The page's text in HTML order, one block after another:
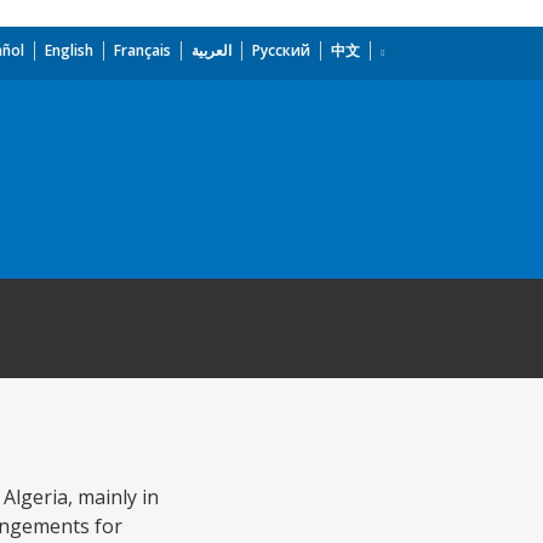
English Français العربية Русский 中文
mainly in
for